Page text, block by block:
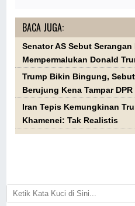
BACA JUGA:
Senator AS Sebut Serangan
Mempermalukan Donald
Trump Bikin Bingung,
Berujung Kena Tampar DPR
Iran Tepis Kemungkinan
Khamenei: Tak Realistis